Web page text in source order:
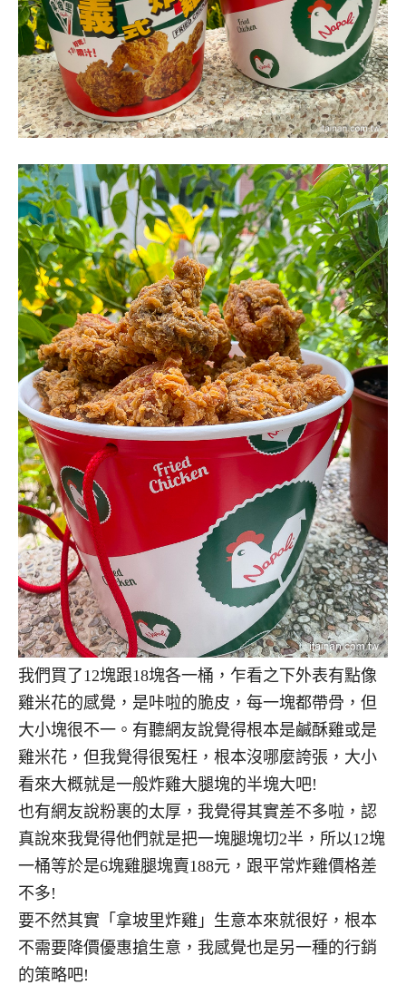
我們買了12塊跟18塊各一桶，乍看之下外表有點像
雞米花的感覺，是咔啦的脆皮，每一塊都帶骨，但
大小塊很不一。有聽網友說覺得根本是鹹酥雞或是
雞米花，但我覺得很冤枉，根本沒哪麼誇張，大小
看來大概就是一般炸雞大腿塊的半塊大吧!
也有網友說粉裹的太厚，我覺得其實差不多啦，認
真說來我覺得他們就是把一塊腿塊切2半，所以12塊
一桶等於是6塊雞腿塊賣188元，跟平常炸雞價格差
不多!
要不然其實「拿坡里炸雞」生意本來就很好，根本
不需要降價優惠搶生意，我感覺也是另一種的行銷
的策略吧!